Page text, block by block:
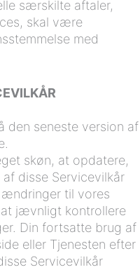
særskilte aftaler,
skal være
med
den seneste version af
skøn, at opdatere,
disse Servicevilkår
til vores
at jævnligt kontrollere
Din fortsatte brug af
eller Tjenesten efter
Servicevilkår